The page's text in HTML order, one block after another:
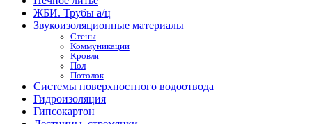
ЖБИ. Трубы а/ц
Звукоизоляционные материалы
Стены
Коммуникации
Кровля
Пол
Потолок
Системы поверхностного водоотвода
Гидроизоляция
Гипсокартон